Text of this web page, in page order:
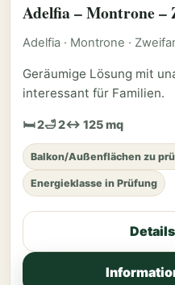
Adelfia – Montrone –
Adelfia · Montrone ·
Geräumige Lösung mit
interessant für Familien.
🛏 2🛁 2↔ 125 mq
Balkon/Außenflächen zu
Energieklasse in Prüfung